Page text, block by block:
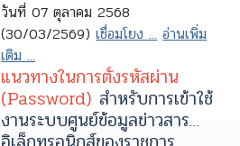
วันที่ 07 ตุลาคม 2568
(30/03/2569)เชื่อมโยง ... อ่านเพิ่ม
เติม ...
แนวทางในการตั้งรหัสผ่าน
(Password) สำหรับการเข้าใช้
งานระบบศูนย์ข้อมูลข่าวสาร